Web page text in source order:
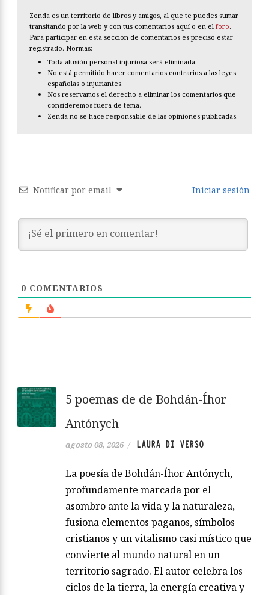
Zenda es un territorio de libros y amigos, al que te puedes sumar
transitando por la web y con tus comentarios aquí o en el foro.
Para participar en esta sección de comentarios es preciso estar
registrado. Normas:
Toda alusión personal injuriosa será eliminada.
No está permitido hacer comentarios contrarios a las leyes
españolas o injuriantes.
Nos reservamos el derecho a eliminar los comentarios que
consideremos fuera de tema.
Zenda no se hace responsable de las opiniones publicadas.
Notificar por email Iniciar sesión
0 COMENTARIOS
5 poemas de de Bohdán-Íhor
Antónych
agosto 08, 2026 / LAURA DI VERSO
La poesía de Bohdán-Íhor Antónych,
profundamente marcada por el
asombro ante la vida y la naturaleza,
fusiona elementos paganos, símbolos
cristianos y un vitalismo casi místico que
convierte al mundo natural en un
territorio sagrado. El autor celebra los
ciclos de la tierra, la energía creativa y